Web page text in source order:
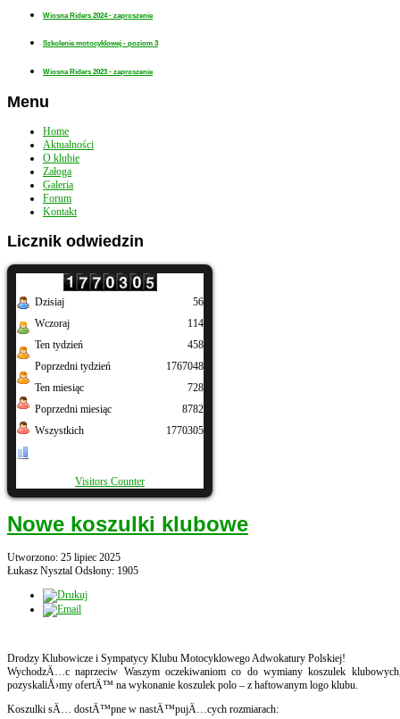
Wiosna Riders 2024 - zaproszenie
Szkolenie motocyklowej - poziom 3
Wiosna Riders 2023 - zaproszenie
Menu
Home
Aktualności
O klubie
Załoga
Galeria
Forum
Kontakt
Licznik odwiedzin
Dzisiaj
Wczoraj
Ten tydzień
Poprzedni tydzień
Ten miesiąc
Poprzedni miesiąc
Wszystkich
56
114
458
1767048
728
8782
1770305
Visitors Counter
Nowe koszulki klubowe
Utworzono: 25 lipiec 2025
Łukasz Nysztal Odsłony: 1905
Drodzy Klubowicze i Sympatycy Klubu Motocyklowego Adwokatury Polskiej!
WychodzÄ…c naprzeciw Waszym oczekiwaniom co do wymiany koszulek
pozyskaliÅ›my ofertÄ™ na wykonanie koszulek polo – z haftowanym logo klubu.
Koszulki sÄ… dostÄ™pne w nastÄ™pujÄ…cych rozmiarach: